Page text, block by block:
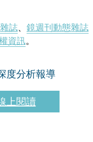
誌、 鏡週刊動態雜誌
資訊。
度分析報導
上閱讀